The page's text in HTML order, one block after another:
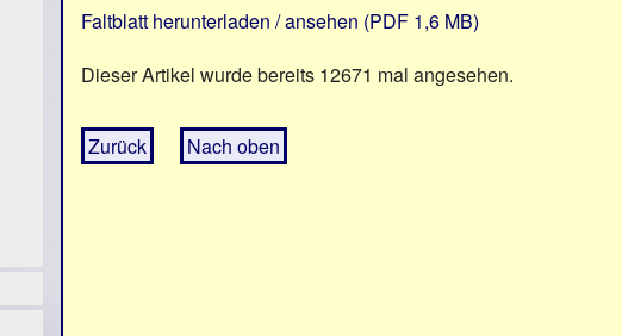
Faltblatt herunterladen / ansehen (PDF 1,6 MB)
Dieser Artikel wurde bereits 12671 mal angesehen.
Zurück Nach oben